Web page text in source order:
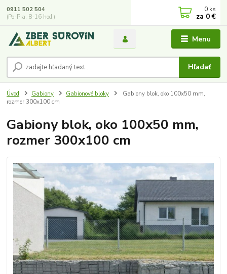
Menu
Hľadať
0911 502 504
(Po-Pia, 8-16 hod.)
0 ks
za 0 €
Úvod Gabiony Gabionové bloky
Gabiony blok, oko 100x50 mm,
rozmer 300x100 cm
Gabiony blok, oko 100x50 mm,
rozmer 300x100 cm